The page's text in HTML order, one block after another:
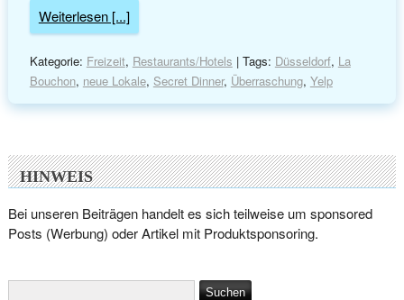
Weiterlesen [...]
Kategorie: Freizeit, Restaurants/Hotels | Tags: Düsseldorf, La
Bouchon, neue Lokale, Secret Dinner, Überraschung, Yelp
HINWEIS
Bei unseren Beiträgen handelt es sich teilweise um sponsored
Posts (Werbung) oder Artikel mit Produktsponsoring.